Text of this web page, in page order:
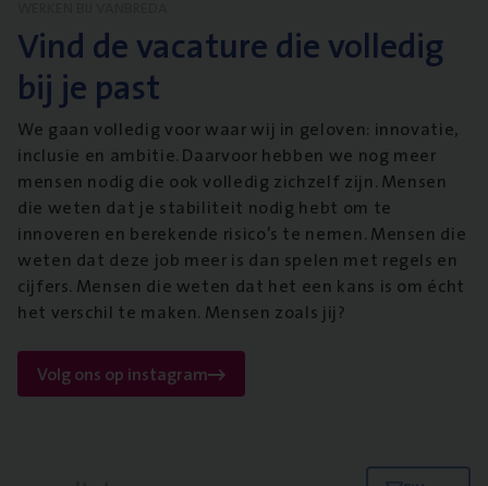
Vind de vacature die volledig
bij je past
We gaan volledig voor waar wij in geloven: innovatie,
inclusie en ambitie. Daarvoor hebben we nog meer
mensen nodig die ook volledig zichzelf zijn. Mensen
die weten dat je stabiliteit nodig hebt om te
innoveren en berekende risico’s te nemen. Mensen die
weten dat deze job meer is dan spelen met regels en
cijfers. Mensen die weten dat het een kans is om écht
het verschil te maken. Mensen zoals jij?
Volg ons op instagram